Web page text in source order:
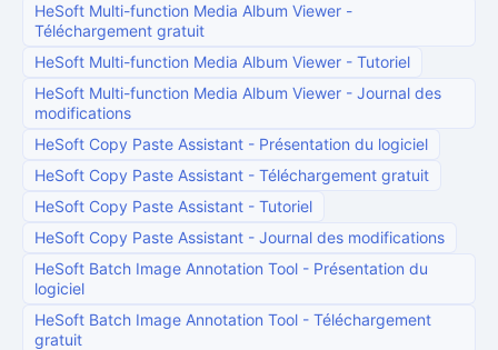
HeSoft Multi-function Media Album Viewer -
Téléchargement gratuit
HeSoft Multi-function Media Album Viewer - Tutoriel
HeSoft Multi-function Media Album Viewer - Journal des
modifications
HeSoft Copy Paste Assistant - Présentation du logiciel
HeSoft Copy Paste Assistant - Téléchargement gratuit
HeSoft Copy Paste Assistant - Tutoriel
HeSoft Copy Paste Assistant - Journal des modifications
HeSoft Batch Image Annotation Tool - Présentation du
logiciel
HeSoft Batch Image Annotation Tool - Téléchargement
gratuit